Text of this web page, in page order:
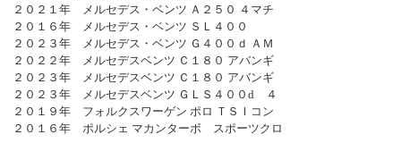
２０２１年 メルセデス・ベンツ Ａ２５０ ４マチ
２０１６年 メルセデス・ベンツ ＳＬ４００
２０２３年 メルセデス・ベンツ Ｇ４００ｄ ＡＭ
２０２２年 メルセデスベンツ Ｃ１８０ アバンギ
２０２３年 メルセデスベンツ Ｃ１８０ アバンギ
２０２３年 メルセデスベンツ ＧＬＳ４００d ４
２０１９年 フォルクスワーゲン ポロ ＴＳＩコン
２０１６年 ポルシェ マカンターボ スポーツクロ